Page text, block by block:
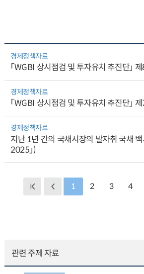
경제정책자료
「WGBI 상시점검 및 투자유치 추진단」
경제정책자료
「WGBI 상시점검 및 투자유치 추진단」
경제정책자료
지난 1년 간의 국채시장의 발자취 국채 백
2025」)
1 2 3 4
관련 주제 자료